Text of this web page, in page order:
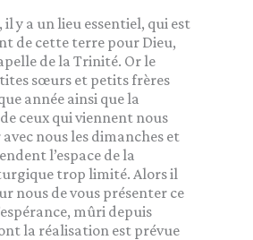
il y a un lieu essentiel, qui est
de cette terre pour Dieu,
de la Trinité. Or le
sœurs et petits frères
année ainsi que la
ceux qui viennent nous
nous les dimanches et
l’espace de la
trop limité. Alors il
nous de vous présenter ce
mûri depuis
la réalisation est prévue